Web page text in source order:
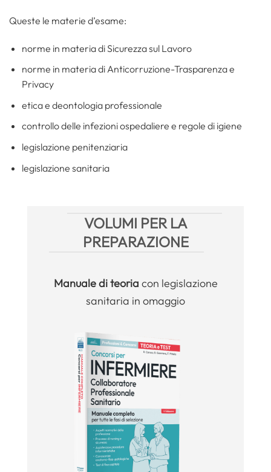
Queste le materie d’esame:
norme in materia di Sicurezza sul Lavoro
norme in materia di Anticorruzione-Trasparenza e
Privacy
etica e deontologia professionale
controllo delle infezioni ospedaliere e regole di igiene
legislazione penitenziaria
legislazione sanitaria
VOLUMI PER LA
PREPARAZIONE
Manualedi teoria con legislazione
sanitaria in omaggio